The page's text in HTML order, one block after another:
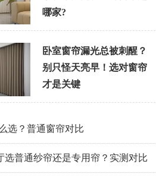
哪家?
卧室窗帘漏光总被刺醒？
别只怪天亮早！选对窗帘
才是关键
选？普通窗帘对比
选普通纱帘还是专用帘？实测对比